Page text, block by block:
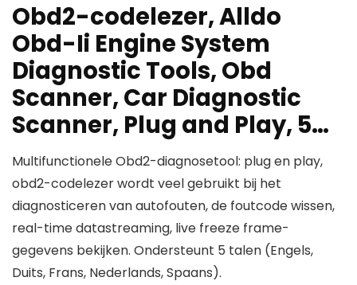
Obd2-codelezer, Alldo
Obd-Ii Engine System
Diagnostic Tools, Obd
Scanner, Car Diagnostic
Scanner, Plug and Play, 5…
Multifunctionele Obd2-diagnosetool: plug en play,
obd2-codelezer wordt veel gebruikt bij het
diagnosticeren van autofouten, de foutcode wissen,
real-time datastreaming, live freeze frame-
gegevens bekijken. Ondersteunt 5 talen (Engels,
Duits, Frans, Nederlands, Spaans).